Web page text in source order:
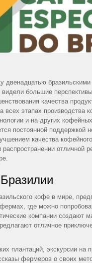
двенадцатью
большие перспективы
качества
всех этапах производства
и на других
постоянной поддержкой
качества
отличной
кофе в мире,
где можно
компании создают
отличное
плантаций, экскурсии на
фермеров о своих